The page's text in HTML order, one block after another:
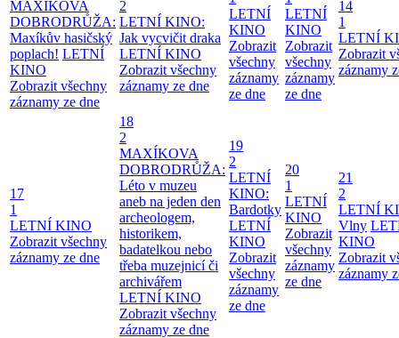
MAXÍKOVA
DOBRODRŮŽA:
Maxíkův hasičský
poplach! LETNÍ
KINO
Zobrazit všechny
záznamy ze dne
2
LETNÍ KINO:
Jak vycvičit draka
LETNÍ KINO
Zobrazit všechny
záznamy ze dne
LETNÍ
KINO
Zobrazit
všechny
záznamy
ze dne
LETNÍ
KINO
Zobrazit
všechny
záznamy
ze dne
14
1
LETNÍ
Zobrazit
záznamy
17
1
LETNÍ KINO
Zobrazit všechny
záznamy ze dne
18
2
MAXÍKOVA
DOBRODRŮŽA:
Léto v muzeu
aneb na jeden den
archeologem,
historikem,
badatelkou nebo
třeba muzejnicí či
archivářem
LETNÍ KINO
Zobrazit všechny
záznamy ze dne
19
2
LETNÍ
KINO:
Bardotky
LETNÍ
KINO
Zobrazit
všechny
záznamy
ze dne
20
1
LETNÍ
KINO
Zobrazit
všechny
záznamy
ze dne
21
2
LETNÍ
Vlny
KINO
Zobrazit
záznamy